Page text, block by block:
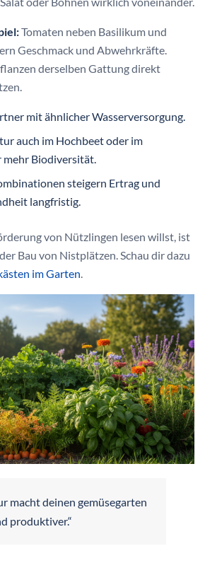
Tomaten neben Basilikum und
Geschmack und Abwehrkräfte.
derselben Gattung direkt
mit ähnlicher Wasserversorgung.
auch im Hochbeet oder im
mehr Biodiversität.
steigern Ertrag und
langfristig.
von Nützlingen lesen willst, ist
Bau von Nistplätzen. Schau dir dazu
im Garten.
macht deinen gemüsegarten
produktiver.“